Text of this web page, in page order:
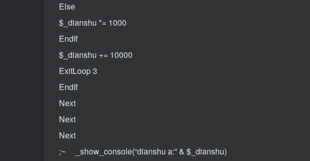
Else
$_dianshu *= 1000
EndIf
$_dianshu += 10000
ExitLoop 3
EndIf
Next
Next
Next
;~ _show_console(“dianshu a:” & $_dianshu)